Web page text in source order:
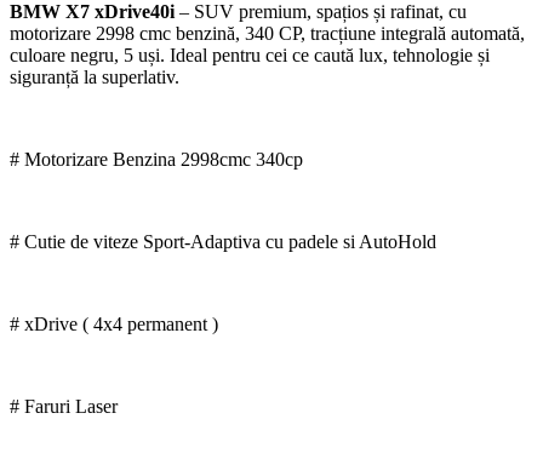
BMW X7 xDrive40i– SUV premium, spațios și rafinat, cu
motorizare 2998 cmc benzină, 340 CP, tracțiune integrală automată,
culoare negru, 5 uși. Ideal pentru cei ce caută lux, tehnologie și
siguranță la superlativ.
# Motorizare Benzina 2998cmc 340cp
# Cutie de viteze Sport-Adaptiva cu padele si AutoHold
# xDrive ( 4x4 permanent )
# Faruri Laser